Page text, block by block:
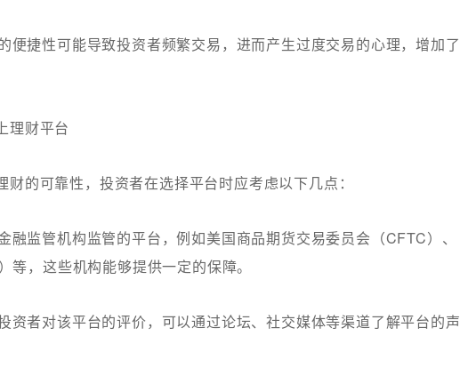
便捷性可能导致投资者频繁交易，进而产生过度交易的心理，增加了
理财平台
的可靠性，投资者在选择平台时应考虑以下几点：
融监管机构监管的平台，例如美国商品期货交易委员会（CFTC）、
，这些机构能够提供一定的保障。
资者对该平台的评价，可以通过论坛、社交媒体等渠道了解平台的声